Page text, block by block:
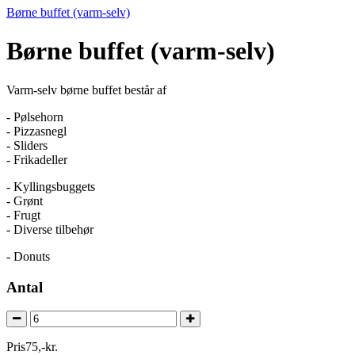
Børne buffet (varm-selv)
Børne buffet (varm-selv)
Varm-selv børne buffet består af
- Pølsehorn
- Pizzasnegl
- Sliders
- Frikadeller
- Kyllingsbuggets
- Grønt
- Frugt
- Diverse tilbehør
- Donuts
Antal
Pris75,-kr.